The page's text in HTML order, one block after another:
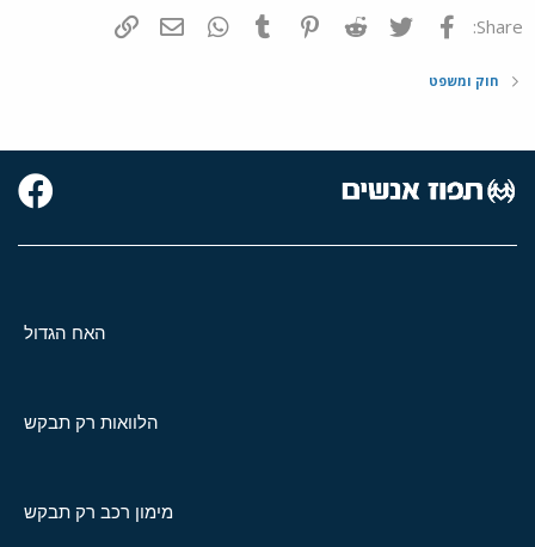
Share: פייסבוק Twitter
Reddit
Pinterest
Tumblr
WhatsAppדואר אלקטרוני
חוק ומשפט
האח הגדול
הלוואות רק תבקש
מימון רכב רק תבקש